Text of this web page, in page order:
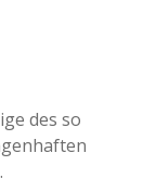
des so